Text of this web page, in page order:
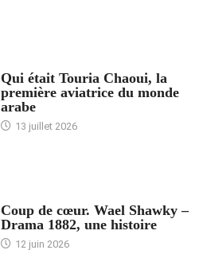
Qui était Touria Chaoui, la
première aviatrice du monde
arabe
13 juillet 2026
Coup de cœur. Wael Shawky –
Drama 1882, une histoire
12 juin 2026